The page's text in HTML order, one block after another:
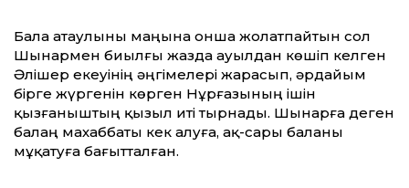
Бала атаулыны маңына онша жолатпайтын сол
Шынармен биылғы жазда ауылдан көшіп келген
Әлішер екеуінің әңгімелері жарасып, әрдайым
бірге жүргенін көрген Нұрғазының ішін
қызғаныштың қызыл иті тырнады. Шынарға деген
балаң махаббаты кек алуға, ақ-сары баланы
мұқатуға бағытталған.